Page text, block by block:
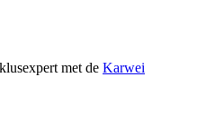
met de Karwei